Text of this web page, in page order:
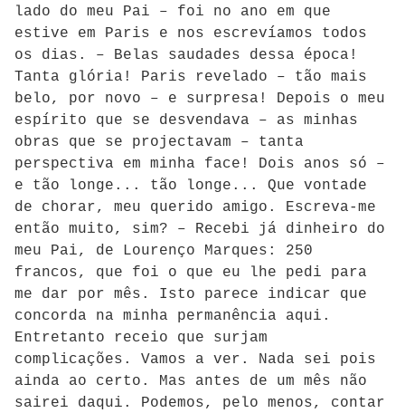
lado do meu Pai – foi no ano em que
estive em Paris e nos escrevíamos todos
os dias. – Belas saudades dessa época!
Tanta glória! Paris revelado – tão mais
belo, por novo – e surpresa! Depois o meu
espírito que se desvendava – as minhas
obras que se projectavam – tanta
perspectiva em minha face! Dois anos só –
e tão longe... tão longe... Que vontade
de chorar, meu querido amigo. Escreva-me
então muito, sim? – Recebi já dinheiro do
meu Pai, de Lourenço Marques: 250
francos, que foi o que eu lhe pedi para
me dar por mês. Isto parece indicar que
concorda na minha permanência aqui.
Entretanto receio que surjam
complicações. Vamos a ver. Nada sei pois
ainda ao certo. Mas antes de um mês não
sairei daqui. Podemos, pelo menos, contar